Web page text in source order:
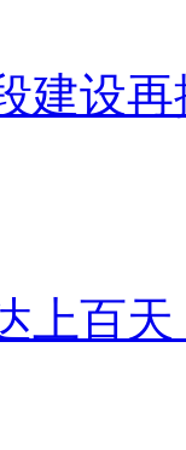
建设
上百